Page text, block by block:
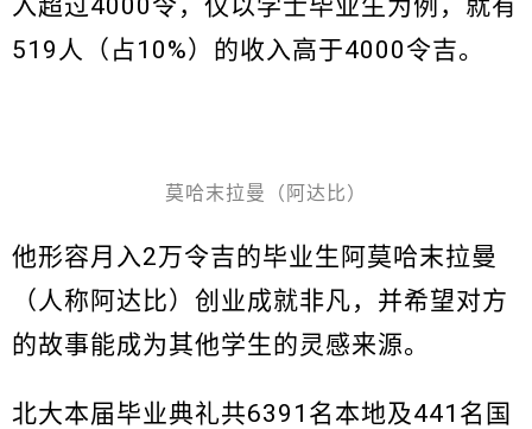
519人（占10%）的收入高于4000令吉。
莫哈末拉曼（阿达比）
他形容月入2万令吉的毕业生阿莫哈末拉曼
（人称阿达比）创业成就非凡，并希望对方
的故事能成为其他学生的灵感来源。
北大本届毕业典礼共6391名本地及441名国